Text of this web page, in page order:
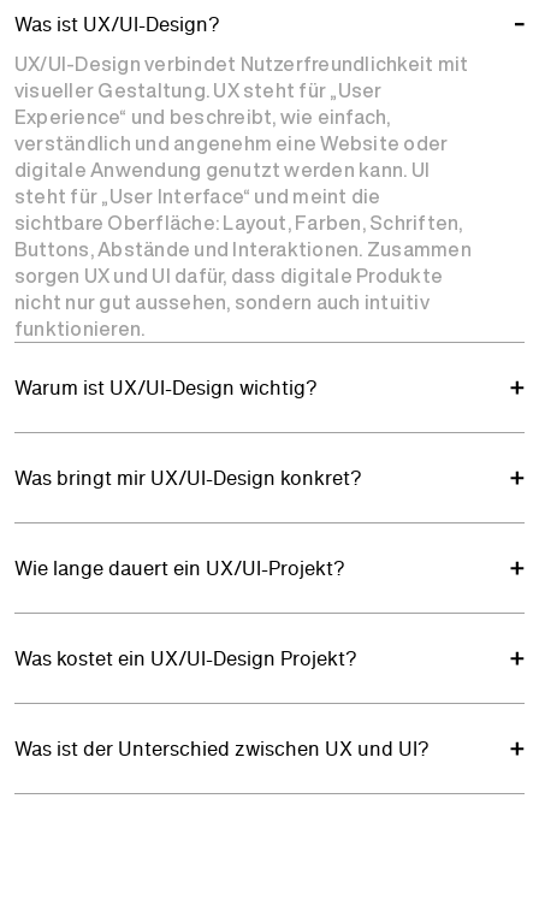
Was ist UX/UI-Design?
UX/UI-Design verbindet Nutzerfreundlichkeit mit
visueller Gestaltung. UX steht für „User
Experience“ und beschreibt, wie einfach,
verständlich und angenehm eine Website oder
digitale Anwendung genutzt werden kann. UI
steht für „User Interface“ und meint die
sichtbare Oberfläche: Layout, Farben, Schriften,
Buttons, Abstände und Interaktionen. Zusammen
sorgen UX und UI dafür, dass digitale Produkte
nicht nur gut aussehen, sondern auch intuitiv
funktionieren.
Warum ist UX/UI-Design wichtig?
Was bringt mir UX/UI-Design konkret?
Wie lange dauert ein UX/UI-Projekt?
Was kostet ein UX/UI-Design Projekt?
Was ist der Unterschied zwischen UX und UI?